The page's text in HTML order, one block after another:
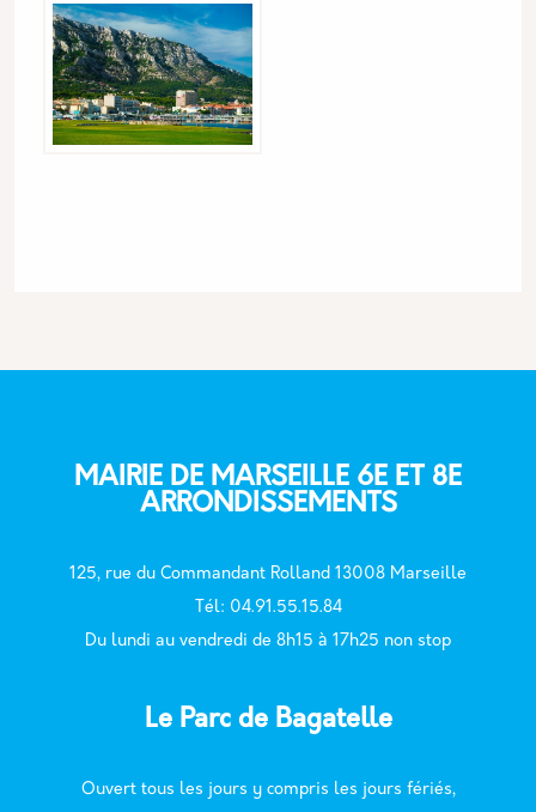
MAIRIE DE MARSEILLE 6E ET 8E
ARRONDISSEMENTS
125, rue du Commandant Rolland 13008 Marseille
Tél: 04.91.55.15.84
Du lundi au vendredi de 8h15 à 17h25 non stop
Le Parc de Bagatelle
Ouvert tous les jours y compris les jours fériés,